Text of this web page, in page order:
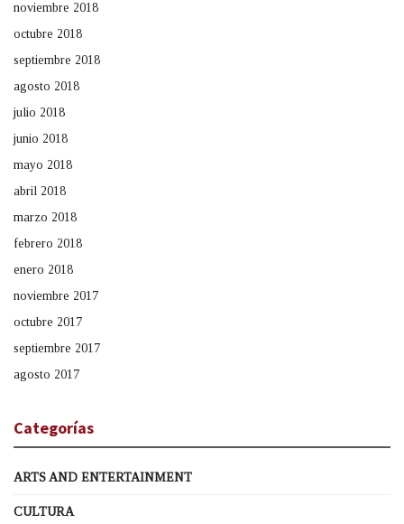
noviembre 2018
octubre 2018
septiembre 2018
agosto 2018
julio 2018
junio 2018
mayo 2018
abril 2018
marzo 2018
febrero 2018
enero 2018
noviembre 2017
octubre 2017
septiembre 2017
agosto 2017
Categorías
ARTS AND ENTERTAINMENT
CULTURA